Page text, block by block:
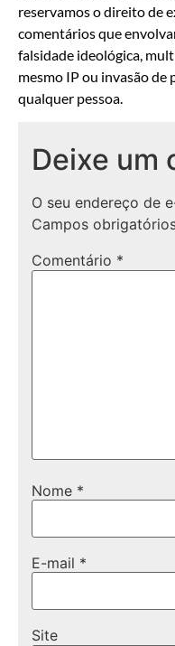
reservamos o direito de
comentários que
falsidade ideológica,
mesmo IP ou invasão de
qualquer pessoa.
Deixe um
O seu endereço de
Campos
Comentário *
Nome *
E-mail *
Site